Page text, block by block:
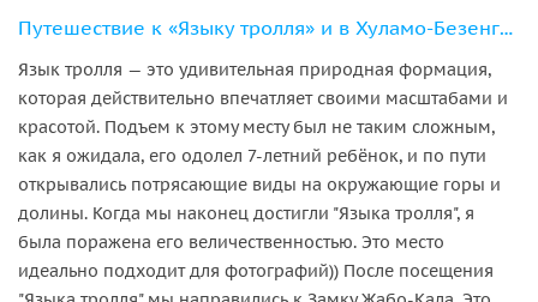
Путешествие к «Языку тролля» и в Хуламо-Безенгийское ущелье в мини-группе
Язык тролля — это удивительная природная формация,
которая действительно впечатляет своими масштабами и
красотой. Подъем к этому месту был не таким сложным,
как я ожидала, его одолел 7-летний ребёнок, и по пути
открывались потрясающие виды на окружающие горы и
долины. Когда мы наконец достигли "Языка тролля", я
была поражена его величественностью. Это место
идеально подходит для фотографий)) После посещения